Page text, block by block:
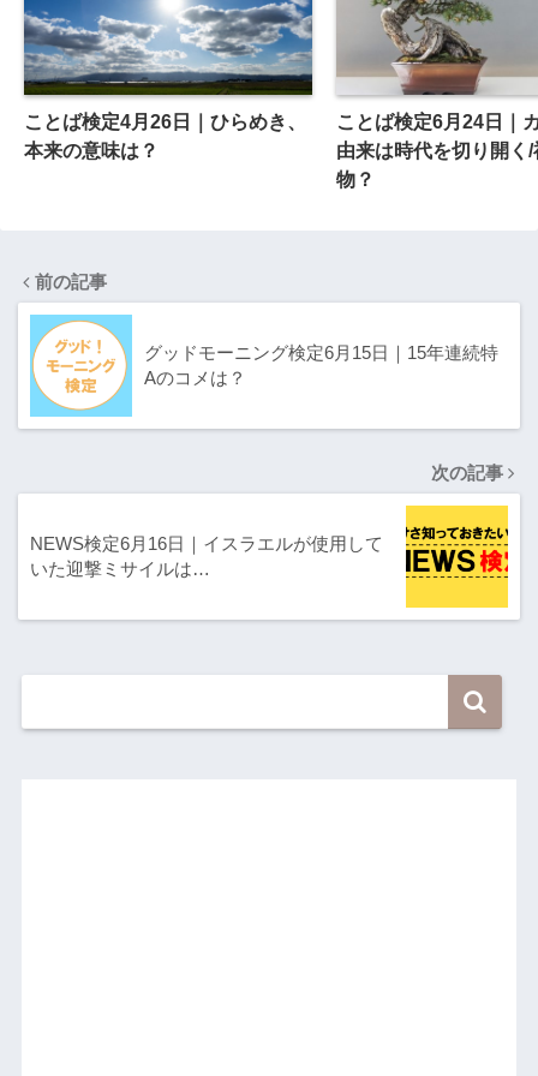
ことば検定4月26日｜ひらめき、
本来の意味は？
ことば検定6月24日｜
由来は時代を切り開く
物？
前の記事
グッドモーニング検定6月15日｜15年連続特
Aのコメは？
次の記事
NEWS検定6月16日｜イスラエルが使用して
いた迎撃ミサイルは…